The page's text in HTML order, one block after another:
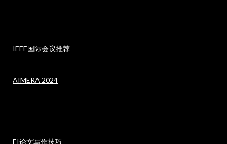
IEEE国际会议推荐
AIMERA 2024
EI论文写作技巧